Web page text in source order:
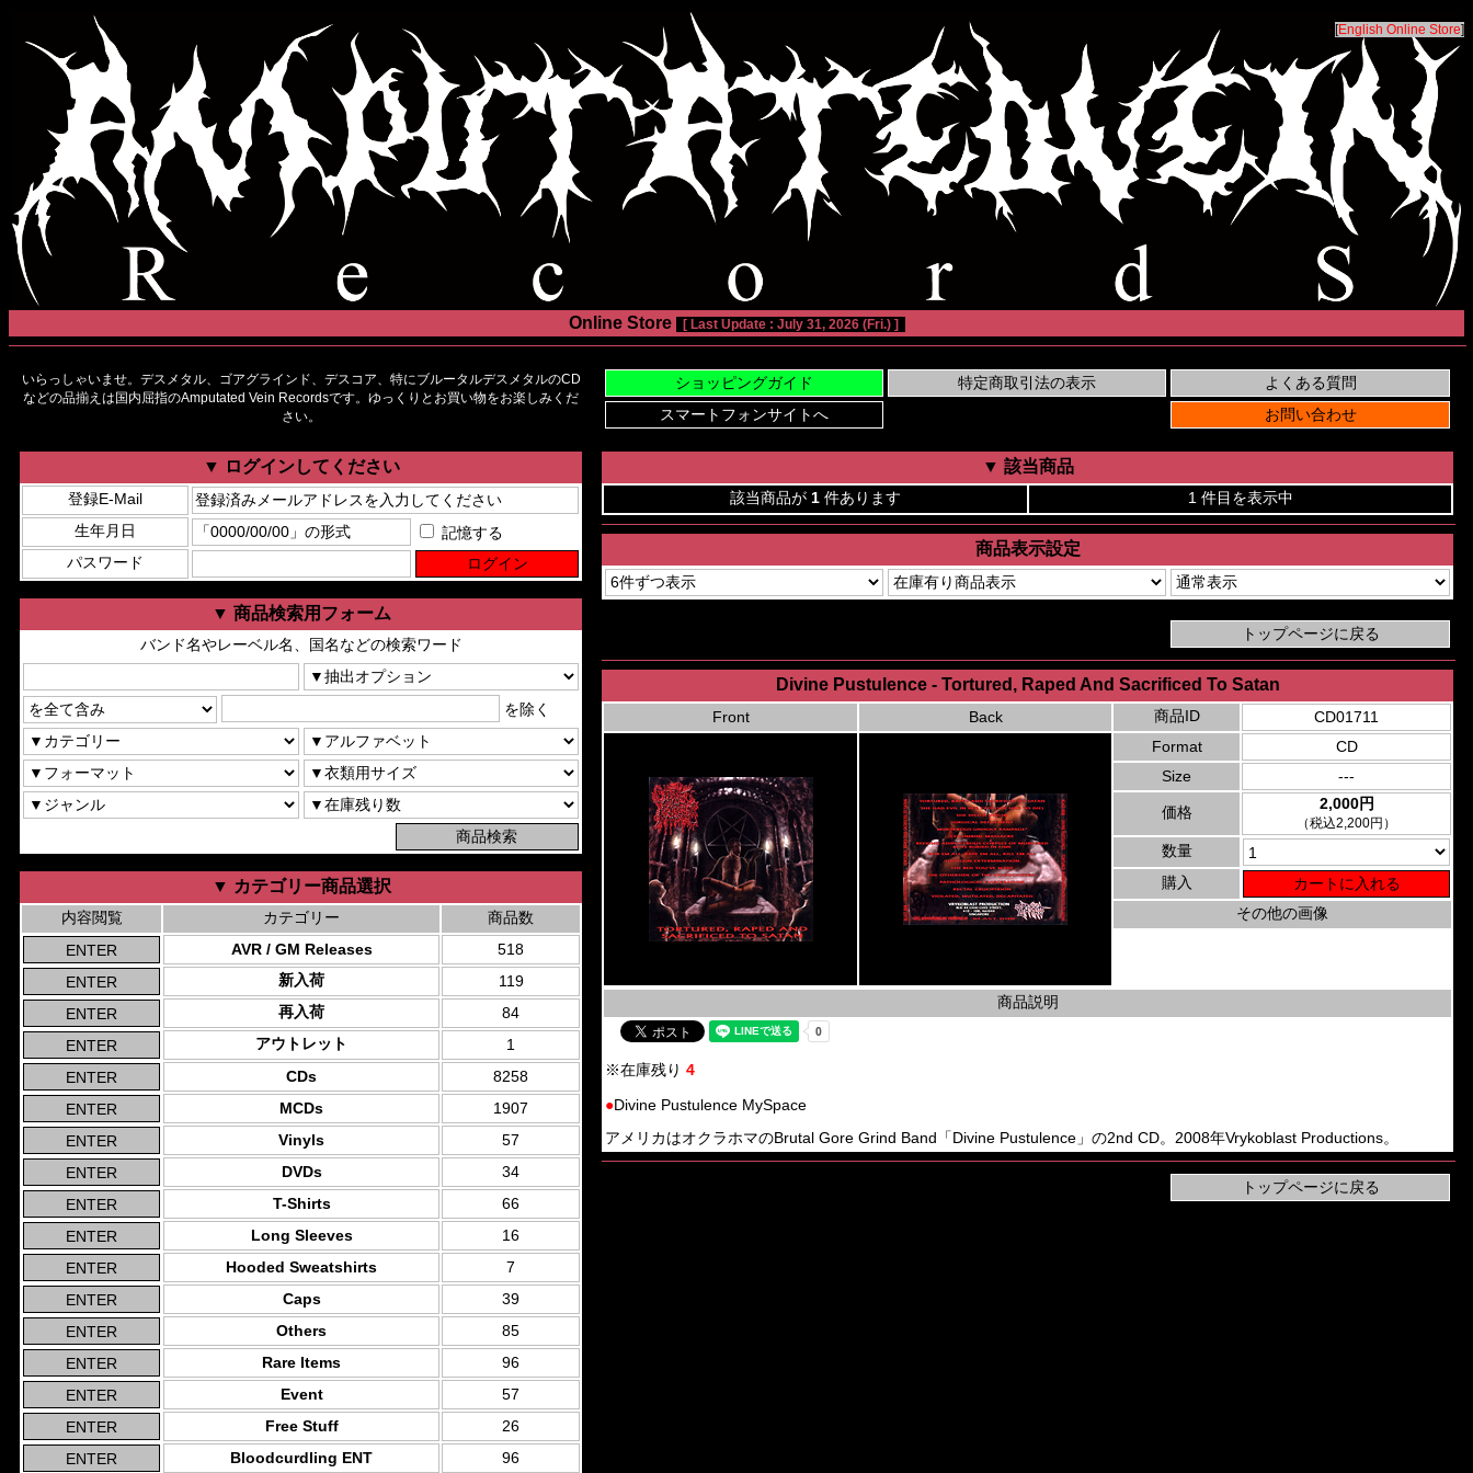
[English Online Store]
Online Store [ Last Update : July 31, 2026 (Fri.) ]
いらっしゃいませ。デスメタル、ゴアグラインド、デスコア、特にブルータルデスメタルのCD
などの品揃えは国内屈指のAmputated Vein Recordsです。ゆっくりとお買い物をお楽しみくだ
さい。
▼ ログインしてください
登録E-Mail
生年月日
記憶する
パスワード
▼ 商品検索用フォーム
バンド名やレーベル名、国名などの検索ワード
を除く
▼ カテゴリー商品選択
内容閲覧 カテゴリー
商品数
AVR / GM Releases
518
新入荷
119
再入荷
84
アウトレット
1
CDs
8258
MCDs
1907
Vinyls
57
DVDs
34
T-Shirts
66
Long Sleeves
16
Hooded Sweatshirts
7
Caps
39
Others
85
Rare Items
96
Event
57
Free Stuff
26
Bloodcurdling ENT
96
▼ 該当商品
該当商品が 1 件あります 1 件目を表示中
商品表示設定
Divine Pustulence - Tortured, Raped And Sacrificed To Satan
Front Back 商品ID
CD01711
Format
CD
Size
---
価格 2,000円
（税込2,200円）
数量
購入
その他の画像
商品説明
※在庫残り 4
●Divine Pustulence MySpace
アメリカはオクラホマのBrutal Gore Grind Band「Divine Pustulence」の2nd CD。2008年Vrykoblast Productions。